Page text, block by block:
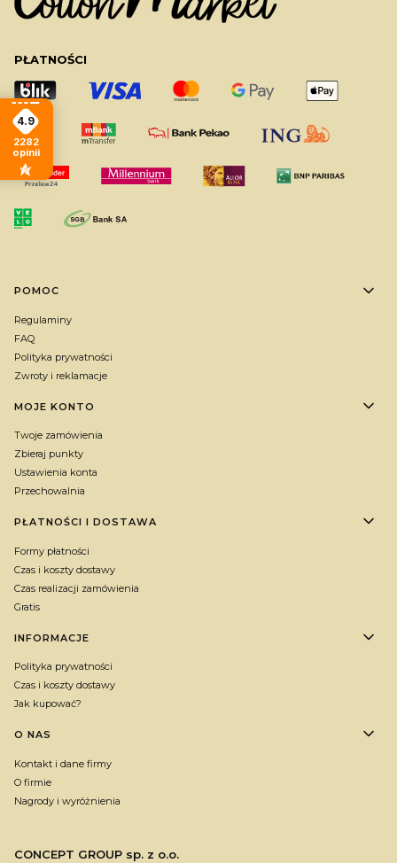
PŁATNOŚCI
Linki w stopce
POMOC
Regulaminy
FAQ
Polityka prywatności
Zwroty i reklamacje
MOJE KONTO
Twoje zamówienia
Zbieraj punkty
Ustawienia konta
Przechowalnia
PŁATNOŚCI I DOSTAWA
Formy płatności
Czas i koszty dostawy
Czas realizacji zamówienia
Gratis
INFORMACJE
Polityka prywatności
Czas i koszty dostawy
Jak kupować?
O NAS
Kontakt i dane firmy
O firmie
Nagrody i wyróżnienia
CONCEPT GROUP sp. z o.o.
4.9
2282
opinii